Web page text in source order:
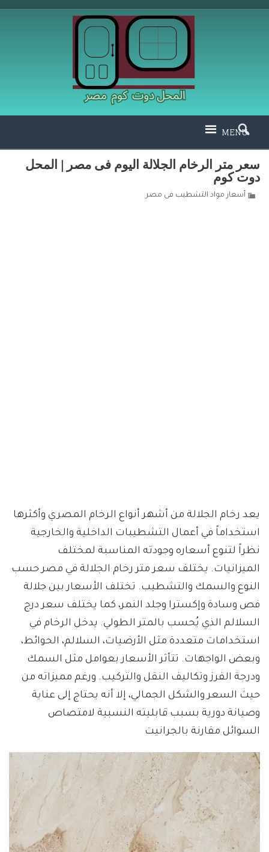
MENU
سعر متر الرخام الجلالة اليوم فى مصر | المحل
دوت كوم
أسعار مواد التشطيب فى مصر
يعد رخام الجلالة من أشهر أنواع الرخام المصري وأكثرها
استخداماً في أعمال التشطيبات الداخلية والخارجية
نظراً لتنوع أسعاره وجودته المناسبة لمختلف
الميزانيات. يختلف سعر متر رخام الجلالة في مصر حسب
النوع والسمك والتشطيب. تختلف الأسعار بين جلالة
فص وسادة وإكسترا وجلد النمر، كما يختلف سعر درج
السلالم الذي يُحسب بالمتر الطولي. يدخل الرخام في
استخدامات متعددة مثل الأرضيات، السلالم، الحوائط،
وبعض الواجهات. تتأثر الأسعار بعوامل مثل السمك
ودرجة الفرز وتكاليف النقل والتركيب. ورغم مميزاته من
حيث السعر والشكل الجمالي، إلا أنه يحتاج إلى عناية
وصيانة دورية بسبب قابليته النسبية لامتصاص
السوائل مقارنة بالجرانيت